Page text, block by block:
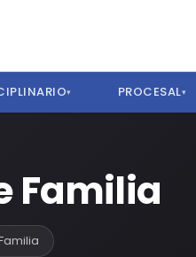
▾ PROCESAL▾
Familia